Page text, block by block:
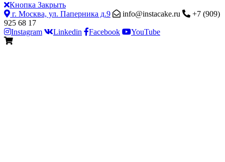
Кнопка Закрыть
г. Москва, ул. Паперника д.9
info@instacake.ru
+7 (909)
925 68 17
Instagram
Linkedin Facebook YouTube